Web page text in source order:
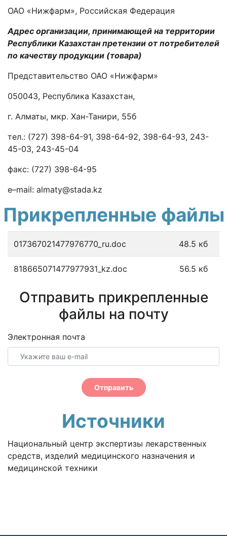
ОАО «Нижфарм», Российская Федерация
Адрес организации, принимающей на территории
Республики Казахстан претензии от потребителей
по качеству продукции (товара)
Представительство ОАО «Нижфарм»
050043, Республика Казахстан,
г. Алматы, мкр. Хан-Танири, 55б
тел.: (727) 398-64-91, 398-64-92, 398-64-93, 243-
45-03, 243-45-04
факс: (727) 398-64-95
e–mail: almaty@stada.kz
Прикрепленные файлы
017367021477976770_ru.doc 48.5 кб
818665071477977931_kz.doc 56.5 кб
Отправить прикрепленные
файлы на почту
Электронная почта
Отправить
Источники
Национальный центр экспертизы лекарственных
средств, изделий медицинского назначения и
медицинской техники